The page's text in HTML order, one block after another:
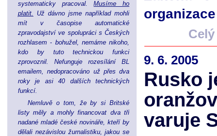
systematicky pracoval.Musíme ho
platit.
Už dávno jsme například mohli
mít v časopise automatické
zpravodajství ve spolupráci s Českých
rozhlasem - bohužel, nemáme nikoho,
kdo by tuto technickou funkci
zprovoznil. Nefunguje rozesílání BL
emailem, nedopracováno už přes dva
roky je asi 40 dalších technických
funkcí.
Nemluvě o tom, že by si Britské
listy měly a mohly financovat dva tři
nadané mladé české novináře, kteří by
dělali nezávislou žurnalistiku, jakou se
9. 6. 2005
Rusko
varuje